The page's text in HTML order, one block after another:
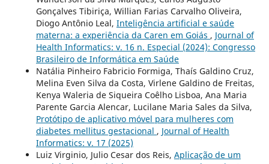
Gonçalves Tibiriça, Willian Farias Carvalho Oliveira,
Diogo Antônio Leal, Inteligência artificial e saúde
materna: a experiência da Caren em Goiás , Journal of
Health Informatics: v. 16 n. Especial (2024): Congresso
Brasileiro de Informática em Saúde
Natália Pinheiro Fabricio Formiga, Thaís Galdino Cruz,
Melina Even Silva da Costa, Virlene Galdino de Freitas,
Kenya Waleria de Siqueira Coêlho Lisboa, Ana Maria
Parente Garcia Alencar, Lucilane Maria Sales da Silva,
Protótipo de aplicativo móvel para mulheres com
diabetes mellitus gestacional , Journal of Health
Informatics: v. 17 (2025)
Luiz Virginio, Julio Cesar dos Reis, Aplicação de um